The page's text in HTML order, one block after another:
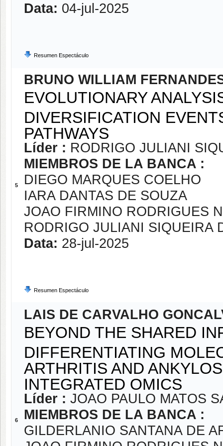
Data: 04-jul-2025
Resumen Espectáculo
5
BRUNO WILLIAM
EVOLUTIONARY
DIVERSIFICATION
PATHWAYS
Líder : RODRIGO JULIANI
MIEMBROS DE LA BANCA :
DIEGO MARQUES COELHO
IARA DANTAS DE SOUZA
JOAO FIRMINO RODRIGUES
RODRIGO JULIANI SIQUEIRA
Data: 28-jul-2025
Resumen Espectáculo
6
LAIS DE CARVALHO
BEYOND THE SHARED
DIFFERENTIATING
ARTHRITIS AND
INTEGRATED OMICS
Líder : JOAO PAULO MATOS
MIEMBROS DE LA BANCA :
GILDERLANIO SANTANA DE